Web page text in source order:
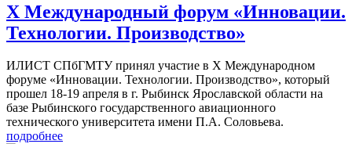
X Международный форум «Инновации.
Технологии. Производство»
ИЛИСТ СПбГМТУ принял участие в X Международном
форуме «Инновации. Технологии. Производство», который
прошел 18-19 апреля в г. Рыбинск Ярославской области на
базе Рыбинского государственного авиационного
технического университета имени П.А. Соловьева.
подробнее